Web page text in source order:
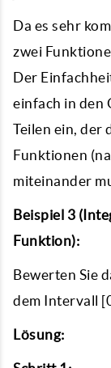
Da es sehr
zwei
Der
einfach in den
Teilen ein, der
Funktionen
miteinander
Beispiel 3
Funktion):
Bewerten Sie
dem Intervall
Lösung: